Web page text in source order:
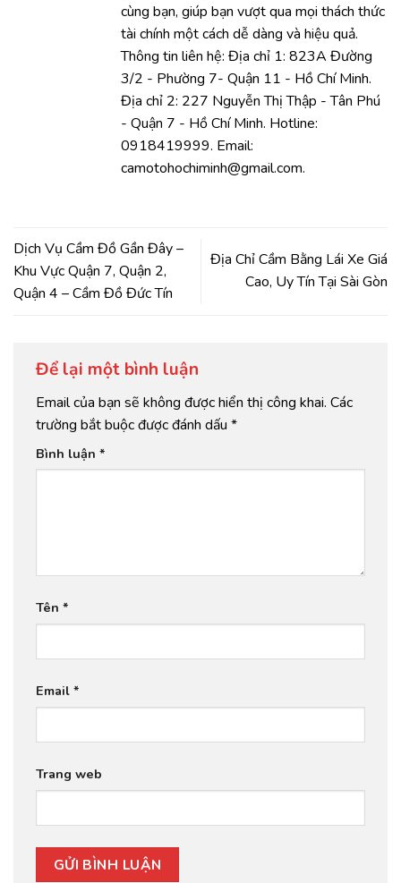
cùng bạn, giúp bạn vượt qua mọi thách thức
tài chính một cách dễ dàng và hiệu quả.
Thông tin liên hệ: Địa chỉ 1: 823A Đường
3/2 - Phường 7- Quận 11 - Hồ Chí Minh.
Địa chỉ 2: 227 Nguyễn Thị Thập - Tân Phú
- Quận 7 - Hồ Chí Minh. Hotline:
0918419999. Email:
camotohochiminh@gmail.com.
Dịch Vụ Cầm Đồ Gần Đây –
Khu Vực Quận 7, Quận 2,
Quận 4 – Cầm Đồ Đức Tín
Địa Chỉ Cầm Bằng Lái Xe Giá
Cao, Uy Tín Tại Sài Gòn
Để lại một bình luận
Email của bạn sẽ không được hiển thị công khai. Các
trường bắt buộc được đánh dấu *
Bình luận *
Tên *
Email *
Trang web